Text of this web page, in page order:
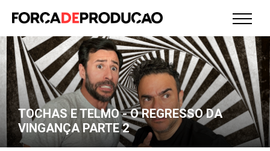
TOCHAS E TELMO - O REGRESSO DA
VINGANÇA PARTE 2